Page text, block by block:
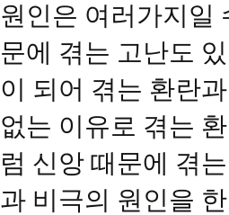
원인은 여러가지일
문에 겪는 고난도
이 되어 겪는 환란
없는 이유로 겪는
럼 신앙 때문에 겪
과 비극의 원인을